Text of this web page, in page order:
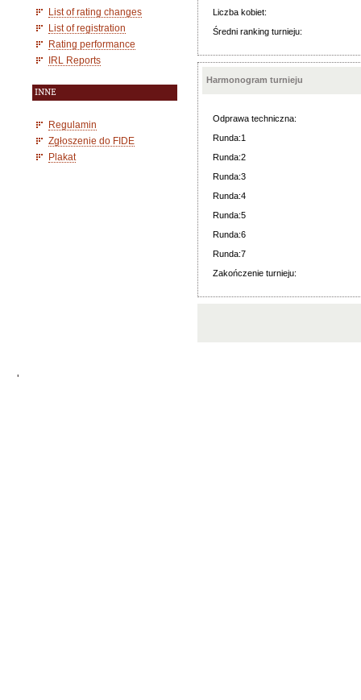
List of rating changes
List of registration
Rating performance
IRL Reports
INNE
Regulamin
Zgłoszenie do FIDE
Plakat
Liczba kobiet:
Średni ranking turnieju:
Harmonogram turnieju
Odprawa techniczna:
Runda:1
Runda:2
Runda:3
Runda:4
Runda:5
Runda:6
Runda:7
Zakończenie turnieju:
'